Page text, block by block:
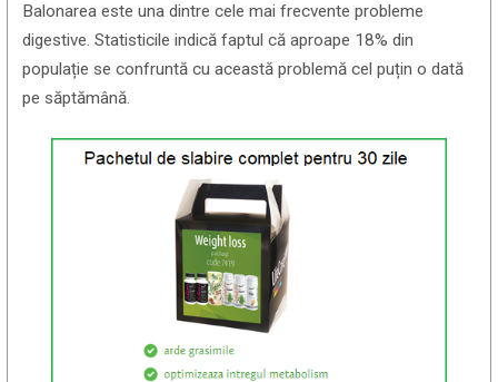
Balonarea este una dintre cele mai frecvente probleme
digestive. Statisticile indică faptul că aproape 18% din
populație se confruntă cu această problemă cel puțin o dată
pe săptămână.